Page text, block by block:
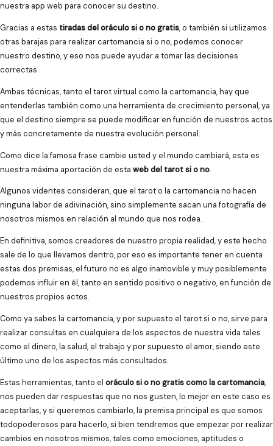
nuestra app web para conocer su destino.
Gracias a estas tiradas del oráculo si o no gratis, o también si utilizamos
otras barajas para realizar cartomancia si o no, podemos conocer
nuestro destino, y eso nos puede ayudar a tomar las decisiones
correctas.
Ambas técnicas, tanto el tarot virtual como la cartomancia, hay que
entenderlas también como una herramienta de crecimiento personal, ya
que el destino siempre se puede modificar en función de nuestros actos
y más concretamente de nuestra evolución personal.
Como dice la famosa frase cambie usted y el mundo cambiará, esta es
nuestra máxima aportación de esta web del tarot si o no.
Algunos videntes consideran, que el tarot o la cartomancia no hacen
ninguna labor de adivinación, sino simplemente sacan una fotografía de
nosotros mismos en relación al mundo que nos rodea.
En definitiva, somos creadores de nuestro propia realidad, y este hecho
sale de lo que llevamos dentro, por eso es importante tener en cuenta
estas dos premisas, el futuro no es algo inamovible y muy posiblemente
podemos influir en él, tanto en sentido positivo o negativo, en función de
nuestros propios actos.
Como ya sabes la cartomancia, y por supuesto el tarot si o no, sirve para
realizar consultas en cualquiera de los aspectos de nuestra vida tales
como el dinero, la salud, el trabajo y por supuesto el amor, siendo este
último uno de los aspectos más consultados.
Estas herramientas, tanto el oráculo si o no gratis como la cartomancia,
nos pueden dar respuestas que no nos gusten, lo mejor en este caso es
aceptarlas, y si queremos cambiarlo, la premisa principal es que somos
todopoderosos para hacerlo, si bien tendremos que empezar por realizar
cambios en nosotros mismos, tales como emociones, aptitudes o